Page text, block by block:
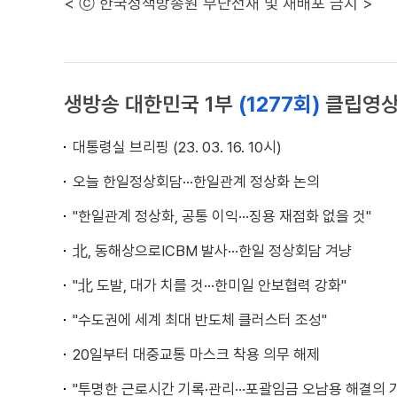
생방송 대한민국 1부 (1277회) 클립영
대통령실 브리핑 (23. 03. 16. 10시)
오늘 한일정상회담···한일관계 정상화 논의
"한일관계 정상화, 공통 이익···징용 재점화 없을 것"
北, 동해상으로ICBM 발사···한일 정상회담 겨냥
"北 도발, 대가 치를 것···한미일 안보협력 강화"
"수도권에 세계 최대 반도체 클러스터 조성"
20일부터 대중교통 마스크 착용 의무 해제
"투명한 근로시간 기록·관리···포괄임금 오남용 해결의